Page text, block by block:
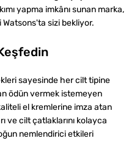
yapma imkânı sunan marka,
sizi bekliyor.
sayesinde her cilt tipine
ödün vermek istemeyen
el kremlerine imza atan
ve cilt çatlaklarını kolayca
nemlendirici etkileri